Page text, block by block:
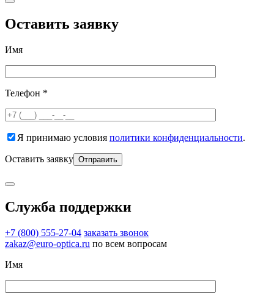
Оставить заявку
Имя
Телефон *
Я принимаю условия политики конфиденциальности.
Оставить заявку
Служба поддержки
+7 (800) 555-27-04 заказать звонок
zakaz@euro-optica.ru по всем вопросам
Имя